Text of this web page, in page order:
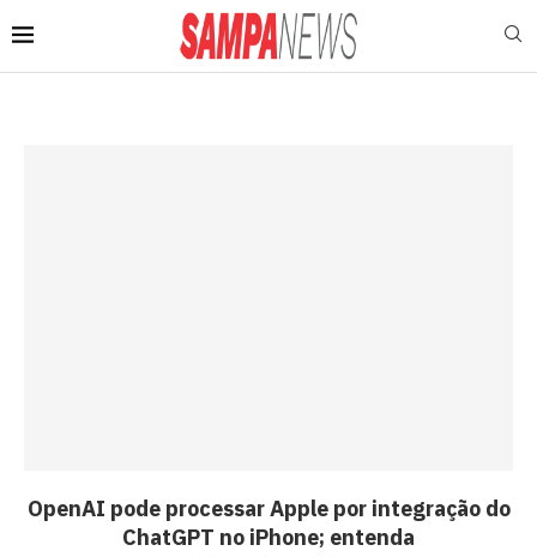
OpenAI pode processar Apple por integração do
ChatGPT no iPhone; entenda